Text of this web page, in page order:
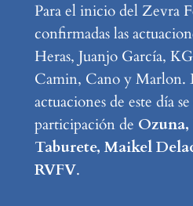
Para el inicio del Zevra
confirmadas las
Heras, Juanjo García,
Camin, Cano y Marlon.
actuaciones de este día
participación de
Taburete, Maikel
RVFV.